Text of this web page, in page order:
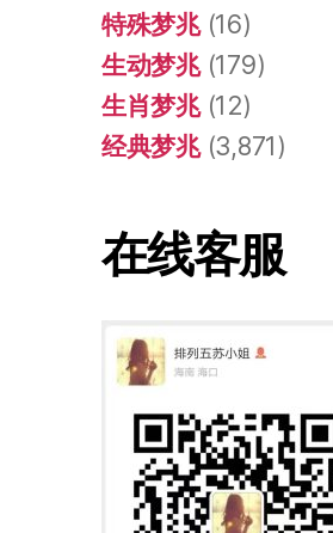
特殊梦兆(16)
生动梦兆(179)
生肖梦兆(12)
经典梦兆(3,871)
在线客服